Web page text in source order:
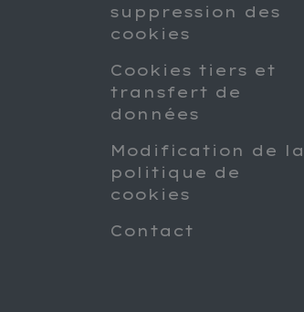
suppression des
cookies
Cookies tiers et
transfert de
données
Modification de la
politique de
cookies
Contact